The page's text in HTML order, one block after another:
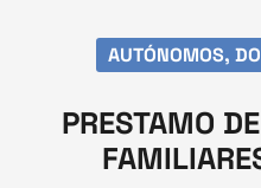
AUTÓNOMOS,
PRESTAMO